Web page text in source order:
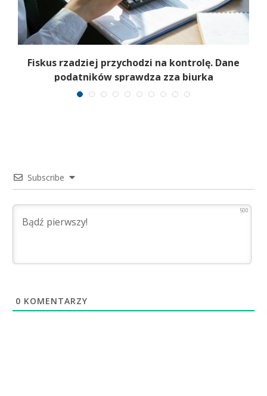
Fiskus rzadziej przychodzi na kontrolę. Dane
podatników sprawdza zza biurka
Subscribe
500
0 KOMENTARZY